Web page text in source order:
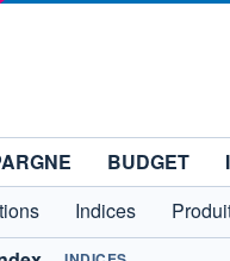
BUDGET
Indices